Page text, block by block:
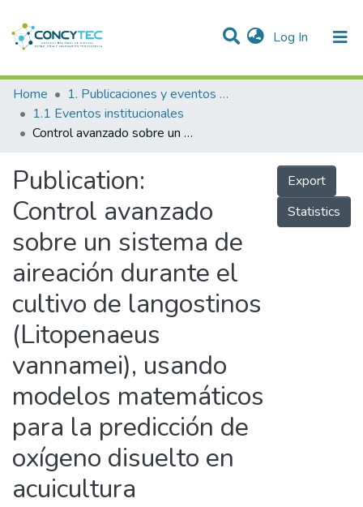
Log In (current)
Communities & Collections
Research Outputs
People
Statistics
Home
1. Publicaciones y eventos institucionales
1.1 Eventos institucionales
Control avanzado sobre un sistema de aireación durante el cultivo de langostinos (Litopenaeus vannamei), usando modelos matemáticos para la predicción de oxígeno disuelto en acuicultura
Publication:
Control avanzado
sobre un sistema de
aireación durante el
cultivo de langostinos
(Litopenaeus
vannamei), usando
modelos matemáticos
para la predicción de
oxígeno disuelto en
acuicultura
Export
Statistics